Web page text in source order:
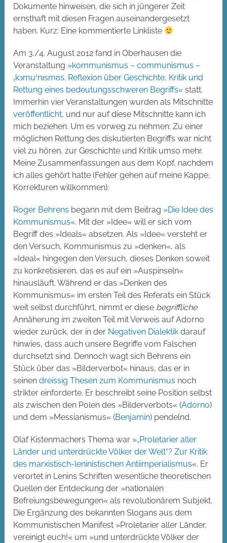
Dokumente hinweisen, die sich in jüngerer Zeit
ernsthaft mit diesen Fragen auseinandergesetzt
haben. Kurz: Eine kommentierte Linkliste
Am 3./4. August 2012 fand in Oberhausen die
Veranstaltung »kommunismus – communismus –
ˌkɔmuˈnɪsmʊs. Reflexion über Geschichte, Kritik und
Rettung eines bedeutungsschweren Begriffs« statt.
Immerhin vier Veranstaltungen wurden als Mitschnitte
veröffentlicht, und nur auf diese Mitschnitte kann ich
mich beziehen. Um es vorweg zu nehmen: Zu einer
möglichen Rettung des diskutierten Begriffs war nicht
viel zu hören, zur Geschichte und Kritik umso mehr.
Meine Zusammenfassungen aus dem Kopf, nachdem
ich alles gehört hatte (Fehler gehen auf meine Kappe,
Korrekturen willkommen):
Roger Behrens begann mit dem Beitrag »Die Idee des
Kommunismus«. Mit der »Idee« will er sich vom
Begriff des »Ideals« absetzen. Als »Idee« versteht er
den Versuch, Kommunismus zu »denken«, als
»Ideal« hingegen den Versuch, dieses Denken soweit
zu konkretisieren, das es auf ein »Auspinseln«
hinausläuft. Während er das »Denken des
Kommunismus« im ersten Teil des Referats ein Stück
weit selbst durchführt, nimmt er diese begriffliche
Annäherung im zweiten Teil mit Verweis auf Adorno
wieder zurück, der in der Negativen Dialektik darauf
hinwies, dass auch unsere Begriffe vom Falschen
durchsetzt sind. Dennoch wagt sich Behrens ein
Stück über das »Bilderverbot« hinaus, das er in
seinendreissig Thesen zum Kommunismus noch
strikter einforderte. Er beschreibt seine Position selbst
als zwischen den Polen des »Bilderverbots« (Adorno)
und dem »Messianismus« (Benjamin) pendelnd.
Olaf Kistenmachers Thema war »„Proletarier aller
Länder und unterdrückte Völker der Welt“? Zur Kritik
des marxistisch-leninistischen Antiimperialismus«. Er
verortet in Lenins Schriften wesentliche theoretischen
Quellen der Entdeckung der »nationalen
Befreiungsbewegungen« als revolutionärem Subjekt.
Die Ergänzung des bekannten Slogans aus dem
Kommunistischen Manifest »Proletarier aller Länder,
vereinigt euch!« um »und unterdrückte Völker der